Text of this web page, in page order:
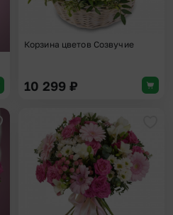
Корзина цветов Созвучие
10 299 ₽
Добавить в избранное